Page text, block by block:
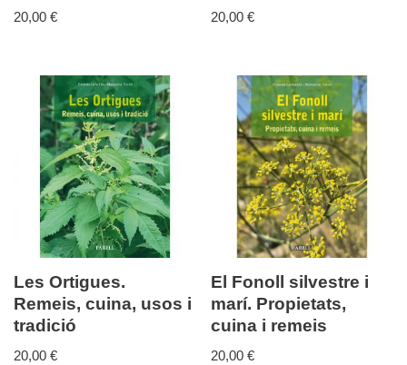
20,00 € 20,00€
Les Ortigues.
Remeis, cuina, usos i
tradició
20,00 €
El Fonoll silvestre i
marí. Propietats,
cuina i remeis
20,00€